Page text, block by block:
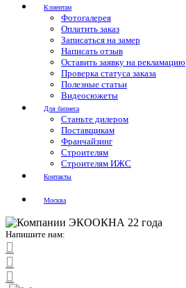
Клиентам
Фотогалерея
Оплатить заказ
Записаться на замер
Написать отзыв
Оставить заявку на рекламацию
Проверка статуса заказа
Полезные статьи
Видеосюжеты
Для бизнеса
Станьте дилером
Поставщикам
Франчайзинг
Строителям
Строителям ИЖС
Контакты
Москва
Напишите нам: